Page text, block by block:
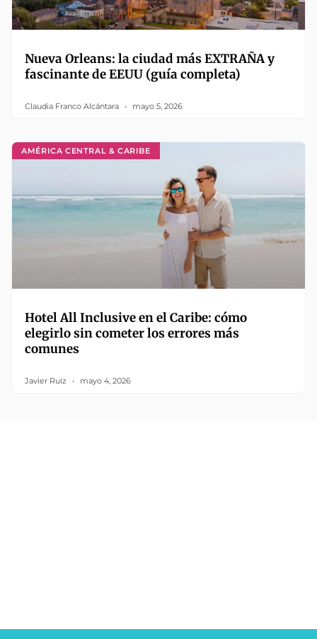
Nueva Orleans: la ciudad más EXTRAÑA y
fascinante de EEUU (guía completa)
Claudia Franco Alcántara mayo 5, 2026
AMÉRICA CENTRAL & CARIBE
Hotel All Inclusive en el Caribe: cómo
elegirlo sin cometer los errores más
comunes
Javier Ruiz mayo 4, 2026